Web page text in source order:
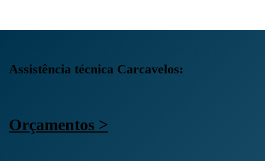
Assistência técnica Carcavelos:
Orçamentos >